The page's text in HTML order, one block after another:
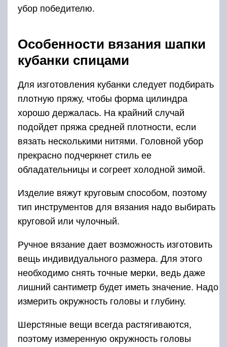
убор победителю.
Особенности вязания шапки
кубанки спицами
Для изготовления кубанки следует подбирать
плотную пряжу, чтобы форма цилиндра
хорошо держалась. На крайний случай
подойдет пряжа средней плотности, если
вязать несколькими нитями. Головной убор
прекрасно подчеркнет стиль ее
обладательницы и согреет холодной зимой.
Изделие вяжут круговым способом, поэтому
тип инструментов для вязания надо выбирать
круговой или чулочный.
Ручное вязание дает возможность изготовить
вещь индивидуального размера. Для этого
необходимо снять точные мерки, ведь даже
лишний сантиметр будет иметь значение. Надо
измерить окружность головы и глубину.
Шерстяные вещи всегда растягиваются,
поэтому измеренную окружность головы